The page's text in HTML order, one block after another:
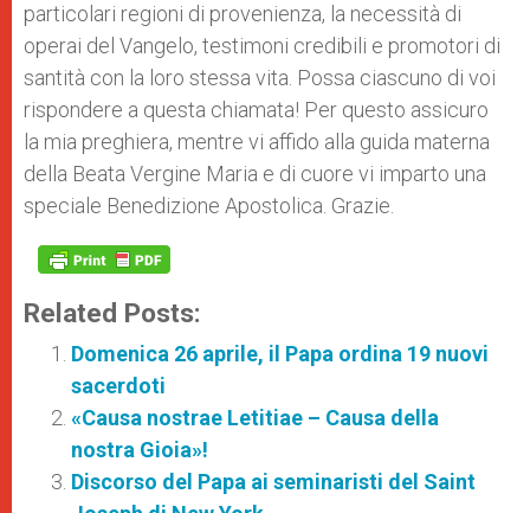
particolari regioni di provenienza, la necessità di
operai del Vangelo, testimoni credibili e promotori di
santità con la loro stessa vita. Possa ciascuno di voi
rispondere a questa chiamata! Per questo assicuro
la mia preghiera, mentre vi affido alla guida materna
della Beata Vergine Maria e di cuore vi imparto una
speciale Benedizione Apostolica. Grazie.
Related Posts:
Domenica 26 aprile, il Papa ordina 19 nuovi
sacerdoti
«Causa nostrae Letitiae – Causa della
nostra Gioia»!
Discorso del Papa ai seminaristi del Saint